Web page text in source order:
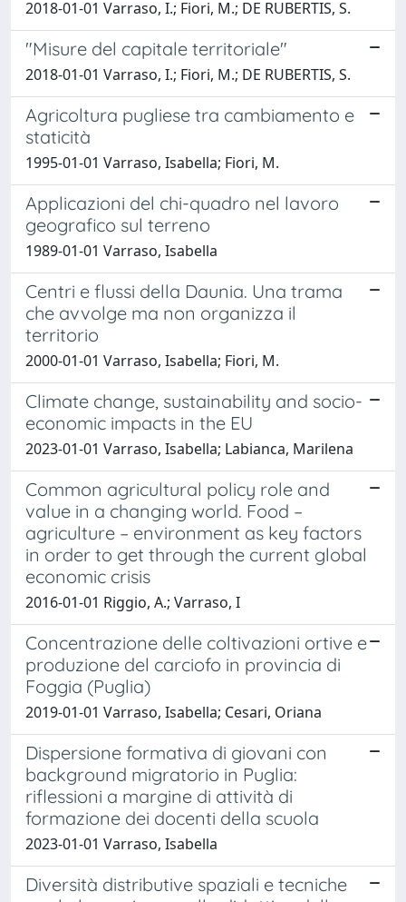
2018-01-01 Varraso, I.; Fiori, M.; DE RUBERTIS, S.
"Misure del capitale territoriale"
2018-01-01 Varraso, I.; Fiori, M.; DE RUBERTIS, S.
Agricoltura pugliese tra cambiamento e
staticità
1995-01-01 Varraso, Isabella; Fiori, M.
Applicazioni del chi-quadro nel lavoro
geografico sul terreno
1989-01-01 Varraso, Isabella
Centri e flussi della Daunia. Una trama
che avvolge ma non organizza il
territorio
2000-01-01 Varraso, Isabella; Fiori, M.
Climate change, sustainability and socio-
economic impacts in the EU
2023-01-01 Varraso, Isabella; Labianca, Marilena
Common agricultural policy role and
value in a changing world. Food –
agriculture – environment as key factors
in order to get through the current global
economic crisis
2016-01-01 Riggio, A.; Varraso, I
Concentrazione delle coltivazioni ortive e
produzione del carciofo in provincia di
Foggia (Puglia)
2019-01-01 Varraso, Isabella; Cesari, Oriana
Dispersione formativa di giovani con
background migratorio in Puglia:
riflessioni a margine di attività di
formazione dei docenti della scuola
2023-01-01 Varraso, Isabella
Diversità distributive spaziali e tecniche